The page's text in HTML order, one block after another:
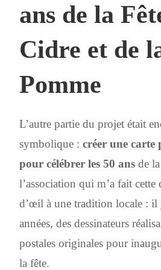
ans de la
Cidre et de
Pomme
L’autre partie du projet était
symbolique :créer une carte
pour célébrer les 50 ans de
l’association qui m’a fait cette
d’œil à une tradition locale : il
années, des dessinateurs
postales originales pour
la fête.